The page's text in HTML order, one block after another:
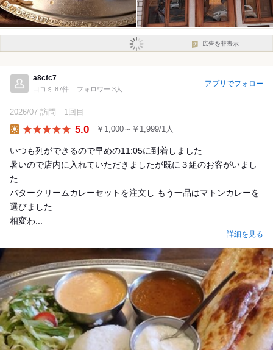
広告を非表示
a8cfc7
口コミ 87件 フォロワー 3人
アプリでフォロー
2026/07 訪問 1回目
5.0 ￥1,000～￥1,999/1人
いつも列ができるので早めの11:05に到着しました
暑いので店内に入れていただきましたが既に３組のお客がいまし
た
バタークリームカレーセットを注文し もう一品はマトンカレーを
選びました
相変わ...
詳細を見る